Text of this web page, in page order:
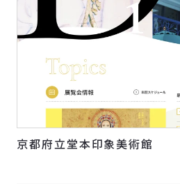
京都府立堂本印象美術館